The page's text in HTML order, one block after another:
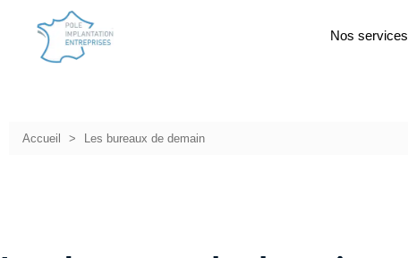
Nos services
Accueil Les bureaux de demain